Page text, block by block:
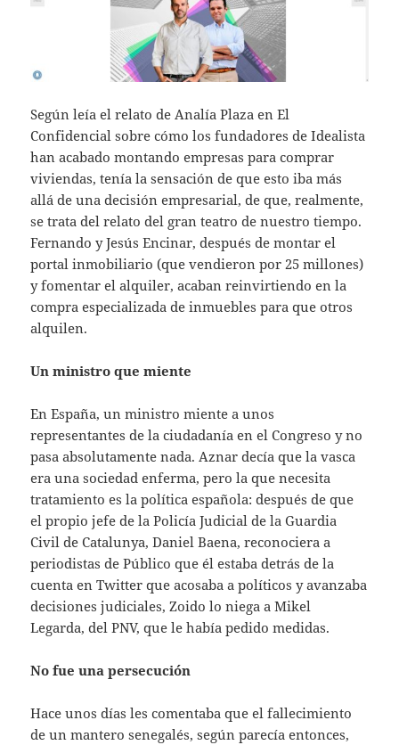
Según leía el relato de Analía Plaza en El
Confidencial sobre cómo los fundadores de Idealista
han acabado montando empresas para comprar
viviendas, tenía la sensación de que esto iba más
allá de una decisión empresarial, de que, realmente,
se trata del relato del gran teatro de nuestro tiempo.
Fernando y Jesús Encinar, después de montar el
portal inmobiliario (que vendieron por 25 millones)
y fomentar el alquiler, acaban reinvirtiendo en la
compra especializada de inmuebles para que otros
alquilen.
Un ministro que miente
En España, un ministro miente a unos
representantes de la ciudadanía en el Congreso y no
pasa absolutamente nada. Aznar decía que la vasca
era una sociedad enferma, pero la que necesita
tratamiento es la política española: después de que
el propio jefe de la Policía Judicial de la Guardia
Civil de Catalunya, Daniel Baena, reconociera a
periodistas de Público que él estaba detrás de la
cuenta en Twitter que acosaba a políticos y avanzaba
decisiones judiciales, Zoido lo niega a Mikel
Legarda, del PNV, que le había pedido medidas.
No fue una persecución
Hace unos días les comentaba que el fallecimiento
de un mantero senegalés, según parecía entonces,